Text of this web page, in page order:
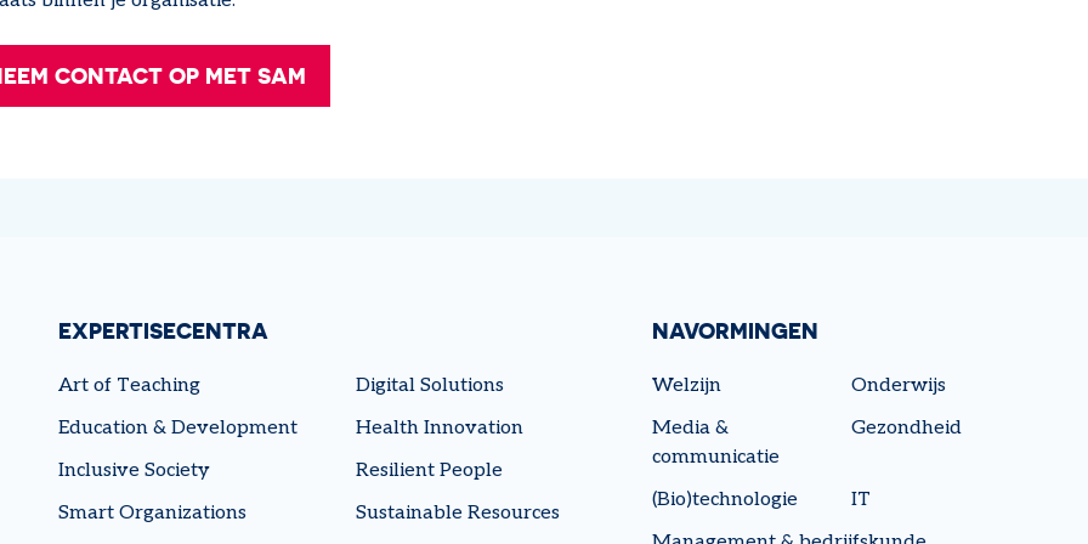
CONTACT OP MET SAM
EXPERTISECENTRA
Art of Teaching
Digital Solutions
Education & Development
Health Innovation
Inclusive Society
Resilient People
Smart Organizations
Sustainable Resources
NAVORMINGEN
Welzijn
Onderwijs
Media &
communicatie
Gezondheid
(Bio)technologie
IT